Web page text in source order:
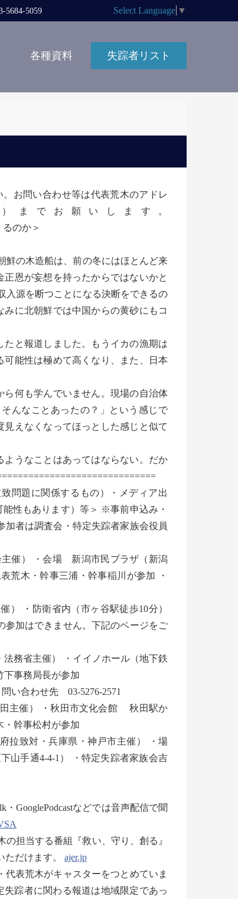
5684-5059 Select Language ▼
各種資料 失踪者リスト
。お問い合わせ等は代表荒木のアドレ
）までお願いします。
か＞
の木造船は、前の冬にはほとんど来
恩が妄想を持ったからではないかと
入源を断つことになる決断をできるの
に北朝鮮では中国からの黄砂にもコ
と報道しました。もうイカの漁期は
能性は極めて高くなり、また、日本
何も学んでいません。現場の自治体
んなことあったの？」という感じで
えなくなってほっとした感じと似て
うなことはあってはならない。だか
問題に関係するもの）・メディア出
性もあります）等＞ ※事前申込み・
者は調査会・特定失踪者家族会役員
催） ・会場 新潟市民プラザ（新潟
荒木・幹事三浦・幹事稲川が参加 ・
・防衛省内（市ヶ谷駅徒歩10分）
参加はできません。下記のページをご
務省主催） ・イイノホール（地下鉄
事務局長が参加
問い合わせ先 03-5276-2571
主催） ・秋田市文化会館 秋田駅か
・幹事松村が参加
拉致対・兵庫県・神戸市主催） ・場
手通4-4-1） ・特定失踪者家族会吉
GooglePodcastなどでは音声配信で聞
担当する番組『救い、守り、創る』
ただけます。 ajer.jp
表荒木がキャスターをつとめていま
者に関わる報道は地域限定であっ